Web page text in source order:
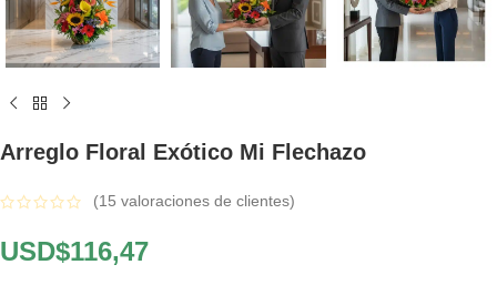
Arreglo Floral Exótico Mi Flechazo
(15 valoraciones de clientes)
USD$116,47